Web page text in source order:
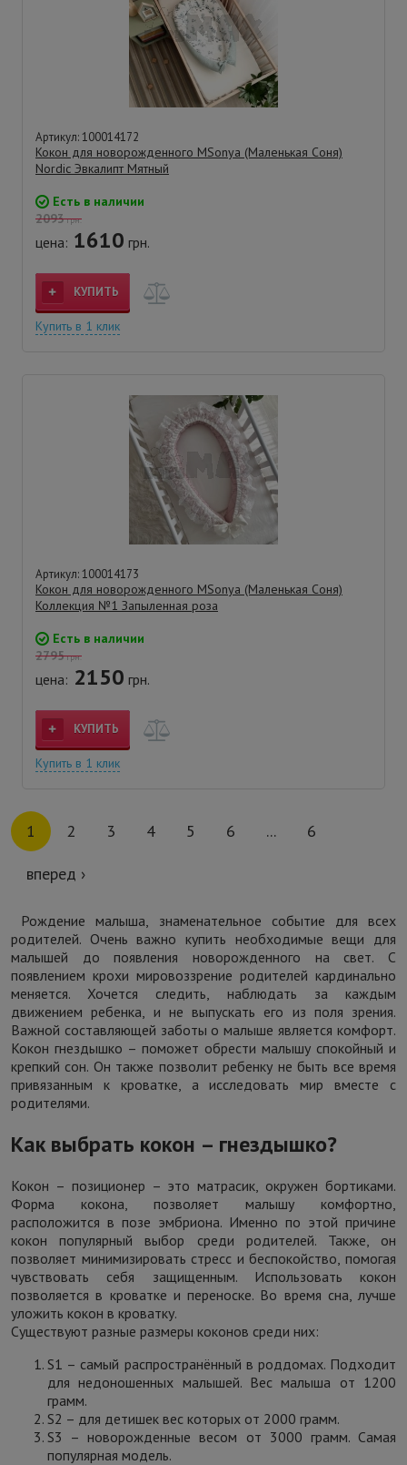
Артикул: 100014172
Кокон для новорожденного MSonya (Маленькая Соня)
Nordic Эвкалипт Мятный
Есть в наличии
2093грн.
цена: 1610 грн.
КУПИТЬ
Купить в 1 клик
Артикул: 100014173
Кокон для новорожденного MSonya (Маленькая Соня)
Коллекция №1 Запыленная роза
Есть в наличии
2795грн.
цена: 2150 грн.
КУПИТЬ
Купить в 1 клик
1 2 3 4 5 6 ... 6
вперед ›
Рождение малыша, знаменательное событие для всех
родителей. Очень важно купить необходимые вещи для
малышей до появления новорожденного на свет. С
появлением крохи мировоззрение родителей кардинально
меняется. Хочется следить, наблюдать за каждым
движением ребенка, и не выпускать его из поля зрения.
Важной составляющей заботы о малыше является комфорт.
Кокон гнездышко – поможет обрести малышу спокойный и
крепкий сон. Он также позволит ребенку не быть все время
привязанным к кроватке, а исследовать мир вместе с
родителями.
Как выбрать кокон – гнездышко?
Кокон – позиционер – это матрасик, окружен бортиками.
Форма кокона, позволяет малышу комфортно,
расположится в позе эмбриона. Именно по этой причине
кокон популярный выбор среди родителей. Также, он
позволяет минимизировать стресс и беспокойство, помогая
чувствовать себя защищенным. Использовать кокон
позволяется в кроватке и переноске. Во время сна, лучше
уложить кокон в кроватку.
Существуют разные размеры коконов среди них:
S1 – самый распространённый в роддомах. Подходит
для недоношенных малышей. Вес малыша от 1200
грамм.
S2 – для детишек вес которых от 2000 грамм.
S3 – новорожденные весом от 3000 грамм. Самая
популярная модель.